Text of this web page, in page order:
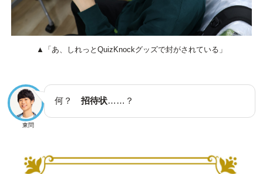
▲「あ、しれっとQuizKnockグッズで封がされている」
東問
何？招待状……？